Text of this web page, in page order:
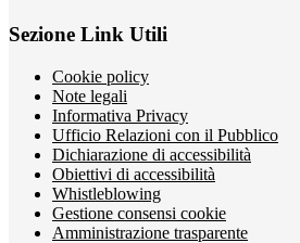
Sezione Link Utili
Cookie policy
Note legali
Informativa Privacy
Ufficio Relazioni con il Pubblico
Dichiarazione di accessibilità
Obiettivi di accessibilità
Whistleblowing
Gestione consensi cookie
Amministrazione trasparente